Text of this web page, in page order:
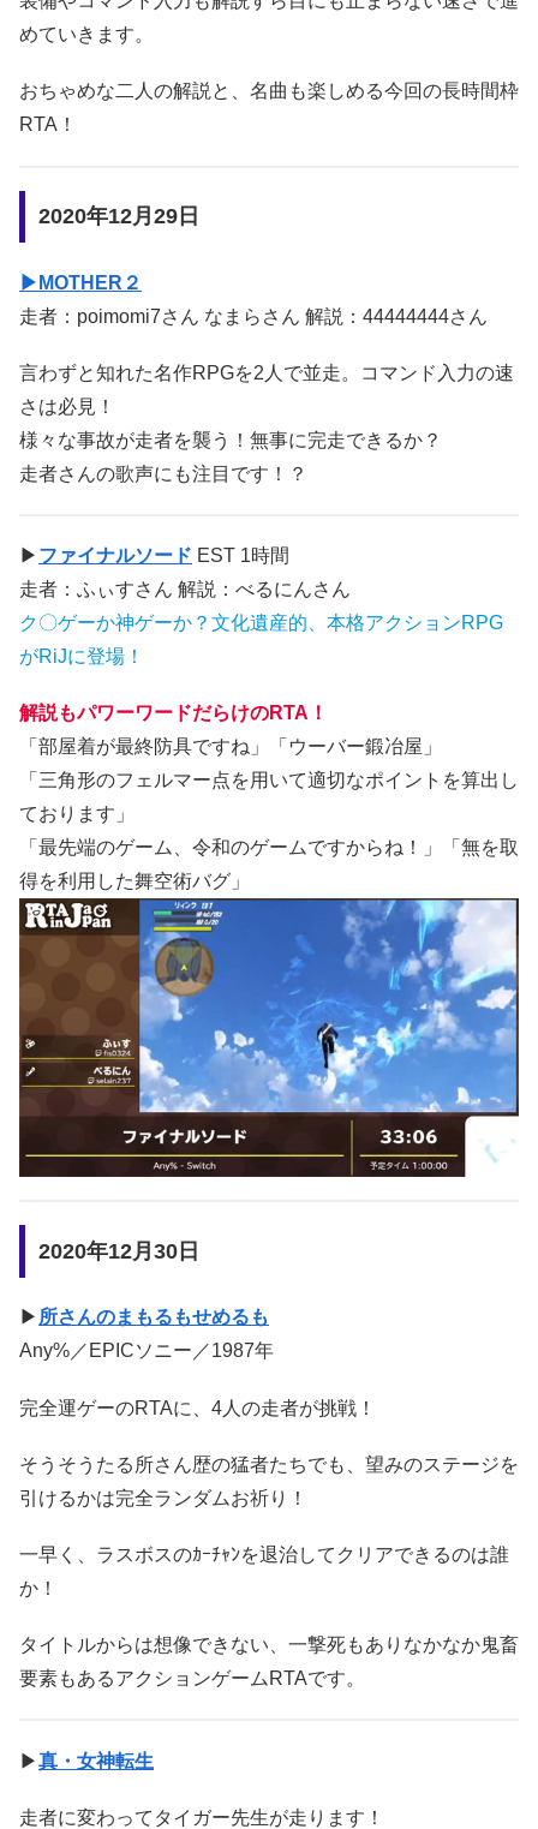
めていきます。
おちゃめな二人の解説と、名曲も楽しめる今回の長時間枠
RTA！
2020年12月29日
▶MOTHER２
走者：poimomi7さん なまらさん 解説：44444444さん
言わずと知れた名作RPGを2人で並走。コマンド入力の速
さは必見！
様々な事故が走者を襲う！無事に完走できるか？
走者さんの歌声にも注目です！？
▶ ファイナルソード EST 1時間
走者：ふぃすさん 解説：べるにんさん
ク〇ゲーか神ゲーか？文化遺産的、本格アクションRPG
がRiJに登場！
解説もパワーワードだらけのRTA！
「部屋着が最終防具ですね」「ウーバー鍛冶屋」
「三角形のフェルマー点を用いて適切なポイントを算出し
ております」
「最先端のゲーム、令和のゲームですからね！」「無を取
得を利用した舞空術バグ」
2020年12月30日
▶ 所さんのまもるもせめるも
Any%／EPICソニー／1987年
完全運ゲーのRTAに、4人の走者が挑戦！
そうそうたる所さん歴の猛者たちでも、望みのステージを
引けるかは完全ランダムお祈り！
一早く、ラスボスのｶｰﾁｬﾝを退治してクリアできるのは誰
か！
タイトルからは想像できない、一撃死もありなかなか鬼畜
要素もあるアクションゲームRTAです。
▶真・女神転生
走者に変わってタイガー先生が走ります！